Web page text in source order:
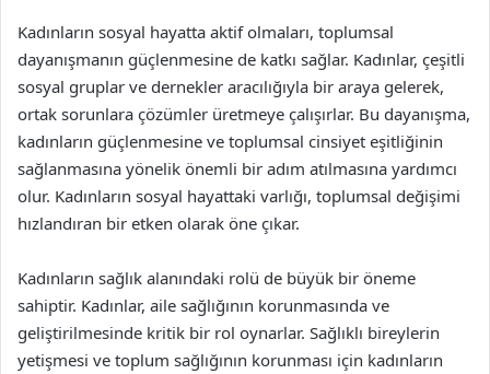
Kadınların sosyal hayatta aktif olmaları, toplumsal
dayanışmanın güçlenmesine de katkı sağlar. Kadınlar, çeşitli
sosyal gruplar ve dernekler aracılığıyla bir araya gelerek,
ortak sorunlara çözümler üretmeye çalışırlar. Bu dayanışma,
kadınların güçlenmesine ve toplumsal cinsiyet eşitliğinin
sağlanmasına yönelik önemli bir adım atılmasına yardımcı
olur. Kadınların sosyal hayattaki varlığı, toplumsal değişimi
hızlandıran bir etken olarak öne çıkar.
Kadınların sağlık alanındaki rolü de büyük bir öneme
sahiptir. Kadınlar, aile sağlığının korunmasında ve
geliştirilmesinde kritik bir rol oynarlar. Sağlıklı bireylerin
yetişmesi ve toplum sağlığının korunması için kadınların